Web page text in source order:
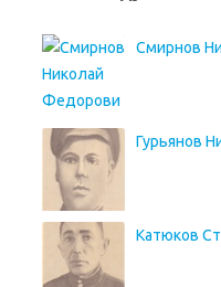
Смирнов
Гурьянов
Катюков